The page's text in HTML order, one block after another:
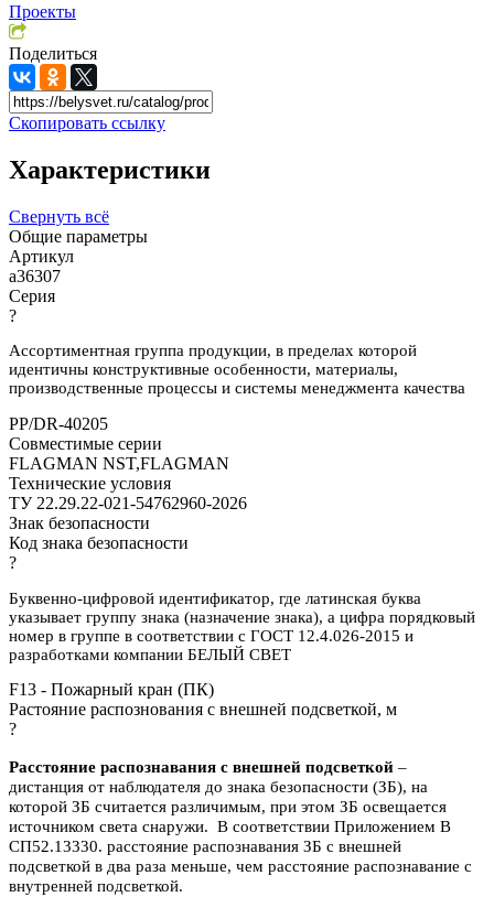
Проекты
Поделиться
Скопировать ссылку
Характеристики
Свернуть всё
Общие параметры
Артикул
a36307
Серия
?
Ассортиментная группа продукции, в пределах которой
идентичны конструктивные особенности, материалы,
производственные процессы и системы менеджмента качества
PP/DR-40205
Совместимые серии
FLAGMAN NST,FLAGMAN
Технические условия
ТУ 22.29.22-021-54762960-2026
Знак безопасности
Код знака безопасности
?
Буквенно-цифровой идентификатор, где латинская буква
указывает группу знака (назначение знака), а цифра порядковый
номер в группе в соответствии с ГОСТ 12.4.026-2015 и
разработками компании БЕЛЫЙ СВЕТ
F13 - Пожарный кран (ПК)
Растояние распознования с внешней подсветкой, м
?
Расстояние распознавания с внешней подсветкой –
дистанция от наблюдателя до знака безопасности (ЗБ), на
которой ЗБ считается различимым, при этом ЗБ освещается
источником света снаружи. В соответствии Приложением В
СП52.13330. расстояние распознавания ЗБ с внешней
подсветкой в два раза меньше, чем расстояние распознавание с
внутренней подсветкой.